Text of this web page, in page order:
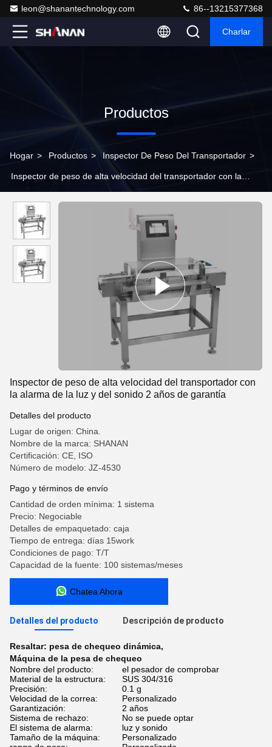
leon@shanantechnology.com 86--13215377368
Charlar
Productos
Hogar > Productos > Inspector De Peso Del Transportador >
Inspector de peso de alta velocidad del transportador con la
Inspector de peso de alta velocidad del transportador con
la alarma de la luz y del sonido 2 años de garantía
Detalles del producto
Lugar de origen: China.
Nombre de la marca: SHANAN
Certificación: CE, ISO
Número de modelo: JZ-4530
Pago y términos de envío
Cantidad de orden mínima: 1 sistema
Precio: Negociable
Detalles de empaquetado: caja
Tiempo de entrega: días 15work
Condiciones de pago: T/T
Capacidad de la fuente: 100 sistemas/meses
Chatea Ahora
Detalles del producto Descripción de producto
Resaltar: pesa de chequeo dinámica,
Máquina de la pesa de chequeo
Nombre del producto:
el pesador de comprobar
Material de la estructura:
SUS 304/316
Precisión:
0.1 g
Velocidad de la correa:
Personalizado
Garantización:
2 años
Sistema de rechazo:
No se puede optar
El sistema de alarma:
luz y sonido
Tamaño de la máquina:
Personalizado